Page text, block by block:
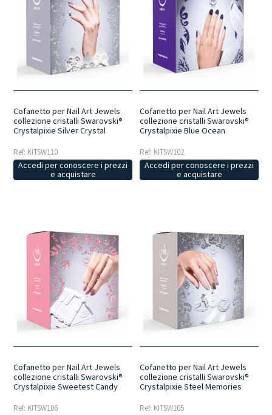
Cofanetto per Nail Art Jewels
collezione cristalli Swarovski®
Crystalpixie Silver Crystal
Ref: KITSW110
Accedi per conoscere i prezzi
e acquistare
Cofanetto per Nail Art Jewels
collezione cristalli Swarovski®
Crystalpixie Blue Ocean
Ref: KITSW102
Accedi per conoscere i prezzi
e acquistare
Cofanetto per Nail Art Jewels
collezione cristalli Swarovski®
Crystalpixie Sweetest Candy
Ref: KITSW106
Cofanetto per Nail Art Jewels
collezione cristalli Swarovski®
Crystalpixie Steel Memories
Ref: KITSW105